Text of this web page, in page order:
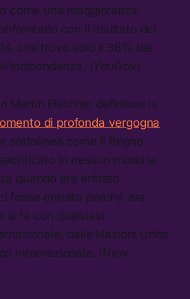
come una maggioranza
con il risultato del
che trovò solo il 38% dei
(YouGov)
Martin Fletcher definisce la
di profonda vergogna
sottolinea come il Regno
in nessun modo la
quando era entrato
fosse entrato perché era
si fa con qualsiasi
dalle Nazioni Unite
Internazionale. (New